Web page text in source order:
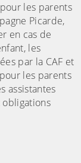
les parents
Picarde,
en cas de
les
par la CAF et
les parents
assistantes